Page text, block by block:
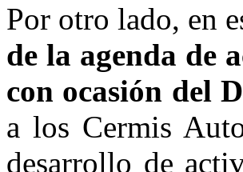
Por otro lado, en
de la agenda de
con ocasión del
a los Cermis
desarrollo de